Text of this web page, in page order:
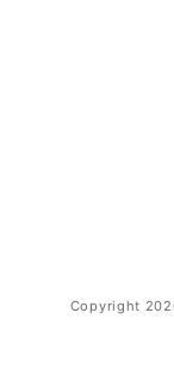
Copyright